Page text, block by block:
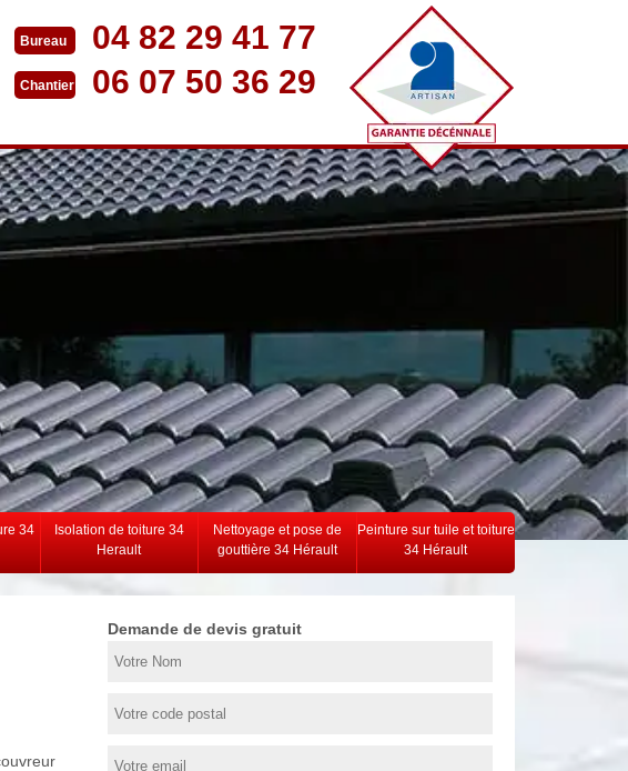
Bureau 04 82 29 41 77
Chantier 06 07 50 36 29
34
Isolation de toiture 34
Herault
Nettoyage et pose de
gouttière 34 Hérault
Peinture sur tuile et toiture
34 Hérault
Demande de devis gratuit